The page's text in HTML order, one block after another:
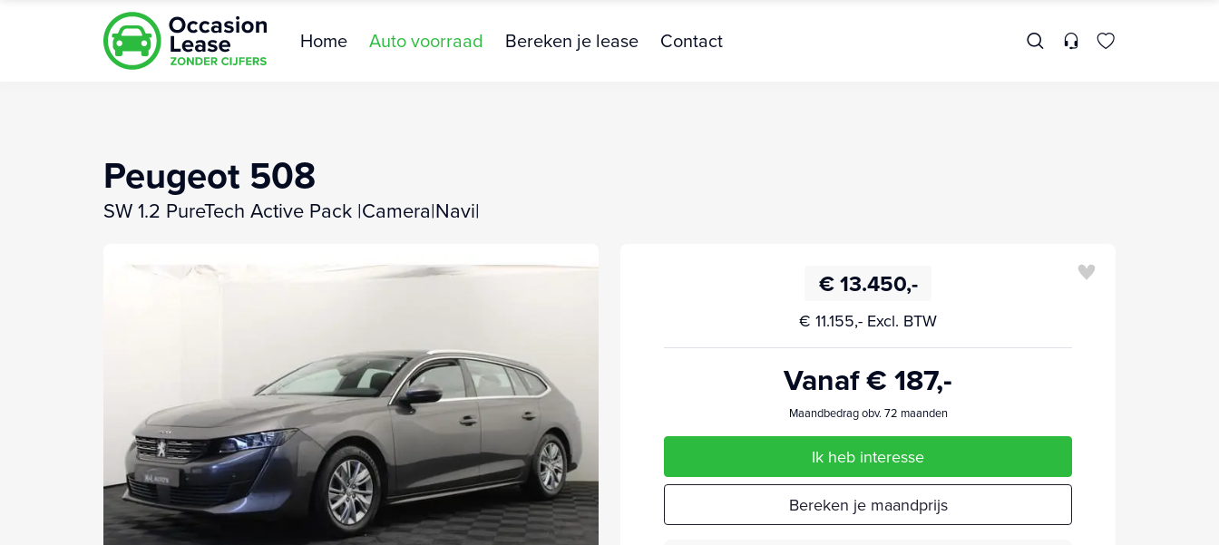
Home Auto voorraad Bereken je lease Contact
Peugeot 508
SW 1.2 PureTech Active Pack |Camera|Navi|
€ 13.450,-
€ 11.155,- Excl. BTW
Vanaf € 187,-
Maandbedrag obv. 72 maanden
Ik heb interesse
Bereken je maandprijs